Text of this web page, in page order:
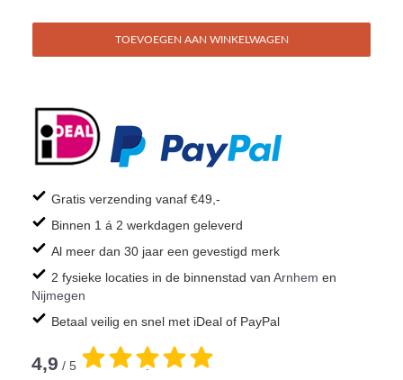
TOEVOEGEN AAN WINKELWAGEN
Gratis verzending vanaf €49,-
Binnen 1 á 2 werkdagen geleverd
Al meer dan 30 jaar een gevestigd merk
2 fysieke locaties in de binnenstad van Arnhem en
Nijmegen
Betaal veilig en snel met iDeal of PayPal
4,9 / 5 .